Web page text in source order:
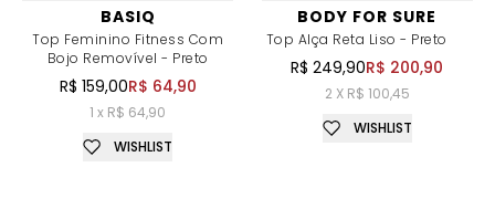
BASIQ
Top Feminino Fitness Com
Bojo Removível - Preto
R$ 159,00R$ 64,90
1 x R$ 64,90
WISHLIST
BODY FOR SURE
Top Alça Reta Liso - Preto
R$ 249,90R$ 200,90
2 X R$ 100,45
WISHLIST